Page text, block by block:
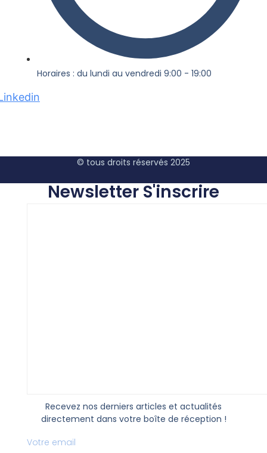
Horaires : du lundi au vendredi 9:00 - 19:00
© tous droits réservés 2025
Newsletter S'inscrire
Recevez nos derniers articles et actualités
directement dans votre boîte de réception !
Votre email